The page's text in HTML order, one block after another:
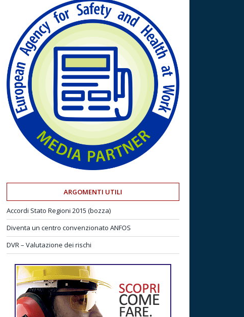
ARGOMENTI UTILI
Accordi Stato Regioni 2015 (bozza)
Diventa un centro convenzionato ANFOS
DVR – Valutazione dei rischi